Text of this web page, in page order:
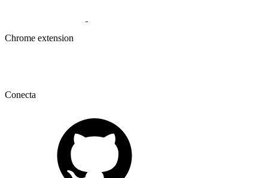
Chrome extension
Conecta